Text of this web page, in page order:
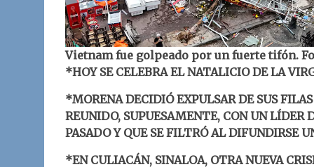
Vietnam fue golpeado por un fuerte tifón.
*HOY SE CELEBRA EL NATALICIO DE LA
*MORENA DECIDIÓ EXPULSAR DE SUS
REUNIDO, SUPUESAMENTE, CON UN LÍDER
PASADO Y QUE SE FILTRÓ AL DIFUNDIRSE
*EN CULIACÁN, SINALOA, OTRA NUEVA